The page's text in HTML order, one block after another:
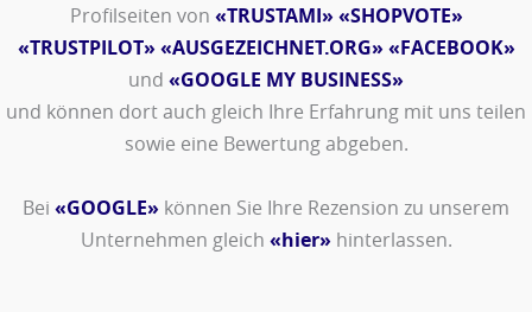
Profilseiten von «TRUSTAMI» «SHOPVOTE»
«TRUSTPILOT» «AUSGEZEICHNET.ORG» «FACEBOOK»
und «GOOGLE MY BUSINESS»
und können dort auch gleich Ihre Erfahrung mit uns teilen
sowie eine Bewertung abgeben.
Bei «GOOGLE» können Sie Ihre Rezension zu unserem
Unternehmen gleich «hier» hinterlassen.